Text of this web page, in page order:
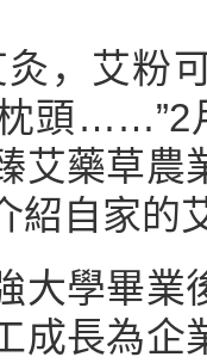
艾粉可
頭……”2
艾藥草農
紹自家的
學畢業
成長為企